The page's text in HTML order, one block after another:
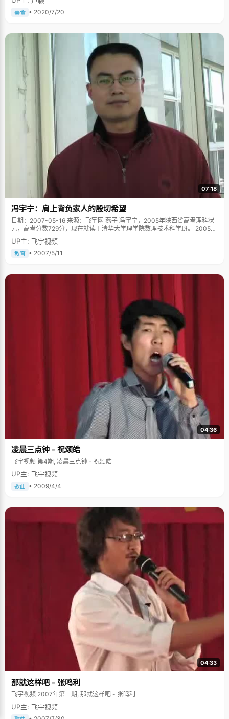
美食 • 2020/7/20
07:18
冯宇宁：肩上背负家人的殷切希望
日期：2007-05-16 来源：飞宇网 燕子 冯宇宁，2005年陕西省高考理科状
元，高考分数729分，现在就读于清华大学理学院数理技术科学班。 2005年
盛夏的一个下午，风和日丽，冯爸爸焦急的站在家门口往路口张望，当冯宇
宁的身影出现在拐口的时候，他激动的喊道："来了来了！"赶紧用火柴点燃
了挂在家门头那串长长的红鞭炮，迎接考中状元的儿子，炮竹鸣响着四处飞
现在，姐姐们都在从事着一些很辛苦收入很微薄的职业，每次看到他们劳累
严格，希望他不管做什么都要做到最好，当冯宇宁贪玩不好好学习，不按时
完成作业的时候，他们会生气的责骂，有时候甚至棍棒相加。稍微懂事以
后，冯宇宁渐渐明白了父母的用心，感觉到自己身上背负着全家人的希望，
才自觉的努力学习。"听起来似乎有些残酷，但是这些棍子为我打好了人生的
以为成绩好的学生免除一些学费，减轻家里的经济负担。冯宇宁是村子里第
一个到城里念高中的人，在乡里，他总是被当作学习的榜样，父母的脸上也
二名的位置，高二的时候，因为骄傲不免浮躁起来，课也不认真听了，偶尔
还会逃课，成绩直线下滑，从年级第一瞬间滑落到班上的十七名，这让他非
常意外。尤其是有一次数学考试，冯宇宁考了64分，前面的题都对了，后面
的题都没做。老师把冯宇宁叫到办公室，指着卷子，很严肃的问冯宇宁："你
是不是抄了别人的试卷"。老师的话就像晴天霹雳，打得冯宇宁目瞪口呆，这
可是他头一次被怀疑抄袭。冯爸爸得知消息后也吓坏了，赶紧放下手里的
活，从村子里赶过来给冯宇宁做思想工作。看着爸爸疤痕遍布的双手和焦急
错，他暗自发誓，一定要扎扎实实的学习，不能让父母失望。接下来的时间
里，冯宇宁"狠学"了一次，把所有时间都利用了起来，别人休息的时候他躲
在一边做题，终于在会考的时候，他又重新夺回了年级第一。每次稍有懈
怠，他就会想起老师那怀疑的眼神，督促着自己不敢有丝毫放松。 可能是因
为压力，还有些张扬和急功近利的原因，冯宇宁在04年高考中发挥失常，只
考了675分。当得知落榜以后，冯宇宁的第一感觉就是"我怎么这么无能？"觉
什么，到处张罗着给他借书，找地方复读，但敏感的他走在村子的石板路
上，总感觉乡亲们都在对自己指指点点。从一个众人捧高的位置跌下来，真
的摔得很痛。 经历过一次失败以后，才不会再惧怕失败的痛楚，也明白了失
败的原因。冯宇宁说高四让自己真正的成长了起来，学会了不骄不躁，踏实
勤奋，05年高考，他以729分的高分考入清华大学理学院数理技术研究所。
冯宇宁说，"成功的秘诀就是天道酬勤，以及那份经得起考验的信心。" 冯宇
宁非常喜欢看三毛的作品集，冯宇宁说："从她的文章中学会了一种处世的态
度，做人的方法。三毛对待生活始终像向日葵一样灿烂，不管什么状态都能
够微笑的面对生活。"经过高四的经历，冯宇宁学会了如何用一种平和灿烂的
问，希望能在研究上面有些成就。当然，最大的希望就是能通过自己的努力
来改变家里人的生活和环境。 采访完冯宇宁，我不禁深深叹息，冯宇宁的眼
神很深沉，作为贫寒家庭里出来的孩子，注定了要比别人背负更多压力和负
担，也要比别人更加坚强，在此，祝福冯宇宁能早日实现自己的梦想。
UP主: 飞宇视频
教育 • 2007/5/11
04:36
凌晨三点钟 - 祝颂皓
飞宇视频 第4期, 凌晨三点钟 - 祝颂皓
UP主: 飞宇视频
歌曲 • 2009/4/4
04:33
那就这样吧 - 张鸣利
飞宇视频 2007年第二期, 那就这样吧 - 张鸣利
UP主: 飞宇视频